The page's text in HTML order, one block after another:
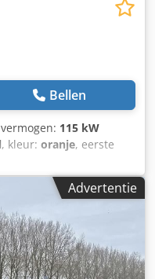
Bellen
115 kW
, kleur: oranje, eerste
2012 Serienummer:
informatie Aantal
Functioneel
ja Staat Technische
goed Financiële
Garantie: Van eerste
Advertentie